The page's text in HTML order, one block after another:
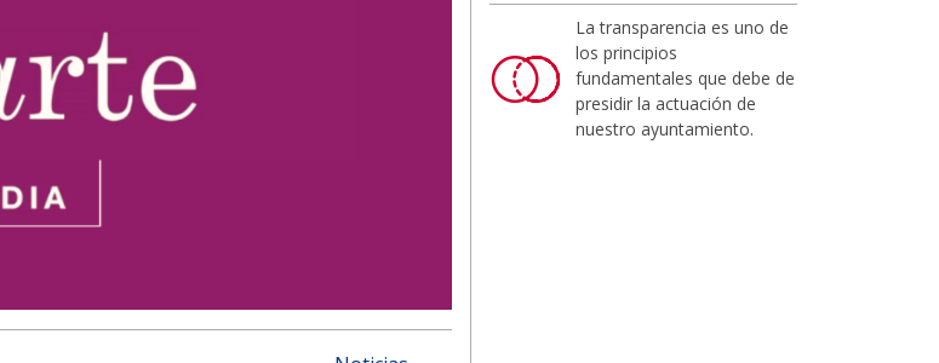
La transparencia es uno de
los principios
fundamentales que debe de
presidir la actuación de
nuestro ayuntamiento.